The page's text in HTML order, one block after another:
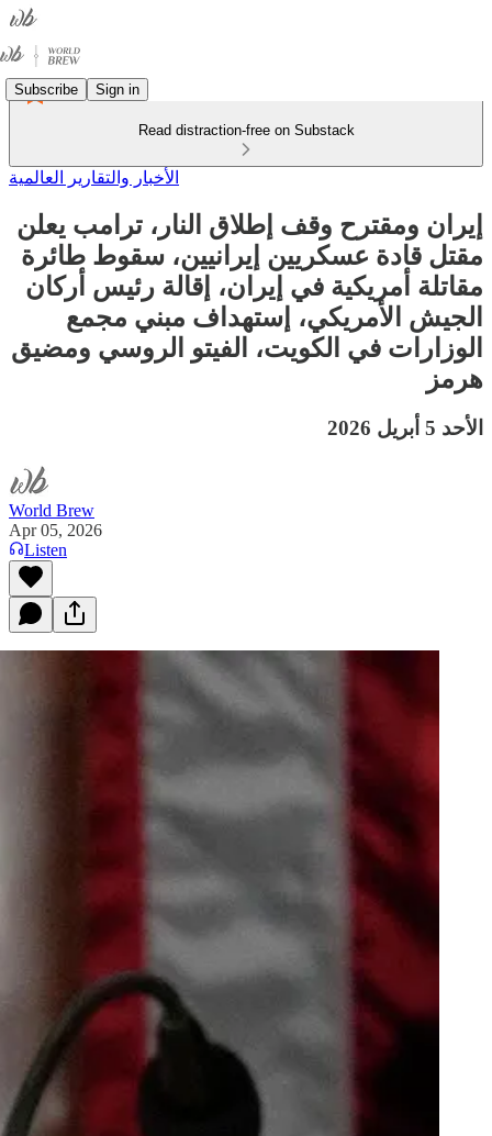
Subscribe Sign in
Read distraction-free on Substack
الأخبار والتقارير العالمية
إيران ومقترح وقف إطلاق النار، ترامب يعلن
مقتل قادة عسكريين إيرانيين، سقوط طائرة
مقاتلة أمريكية في إيران، إقالة رئيس أركان
الجيش الأمريكي، إستهداف مبني مجمع
الوزارات في الكويت، الفيتو الروسي ومضيق
هرمز
الأحد 5 أبريل 2026
World Brew
Apr 05, 2026
Listen